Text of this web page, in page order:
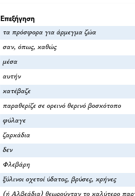
Επεξήγηση
τα πρόσφορα για άρμεγμα ζώα
σαν, όπως, καθώς
μέσα
αυτήν
κατέβαζε
παραθερίζε σε ορεινό θερινό βοσκότοπο
φύλαγε
ζαρκάδια
δεν
Φλεβάρη
ξύλινοι οχετοί ύδατος, βρύσες, κρήνες
(ή Αλβεάδι͜α) θεωρούνταν το καλύτερο